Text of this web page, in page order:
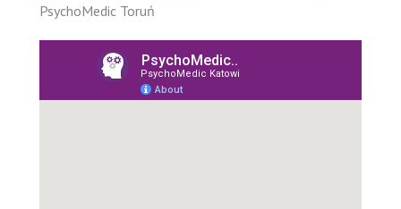
PsychoMedic Toruń